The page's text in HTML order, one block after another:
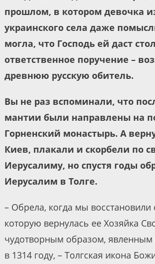
прошлом, в котором девочка
украинского села даже
могла, что Господь ей даст
ответственное поручение –
древнюю русскую обитель.
Вы не раз вспоминали, что
мантии были направлены на
Горненский монастырь. А
Киев, плакали и скорбели по
Иерусалиму, но спустя годы
Иерусалим в Толге.
– Обрела, когда мы
которую вернулась ее Хозяйка
чудотворным образом, явленным
в 1314 году, – Толгская икона